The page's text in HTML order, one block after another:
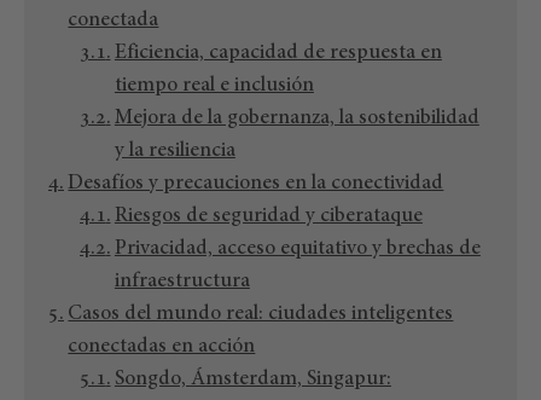
conectada
Eficiencia, capacidad de respuesta en
tiempo real e inclusión
Mejora de la gobernanza, la sostenibilidad
y la resiliencia
Desafíos y precauciones en la conectividad
Riesgos de seguridad y ciberataque
Privacidad, acceso equitativo y brechas de
infraestructura
Casos del mundo real: ciudades inteligentes
conectadas en acción
Songdo, Ámsterdam, Singapur: